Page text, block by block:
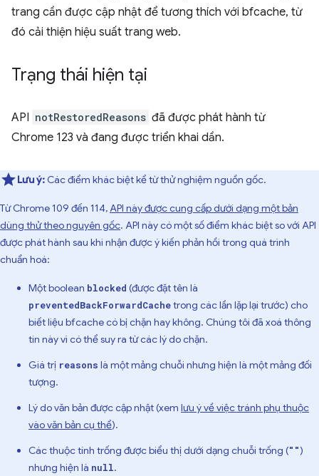
trang cần được cập nhật để tương thích với bfcache, từ
đó cải thiện hiệu suất trang web.
Trạng thái hiện tại
API notRestoredReasons đã được phát hành từ
Chrome 123 và đang được triển khai dần.
Lưu ý: Các điểm khác biệt kể từ thử nghiệm nguồn gốc.
Từ Chrome 109 đến 114,API này được cung cấp dưới dạng một bản
dùng thử theo nguyên gốc. API này có một số điểm khác biệt so với API
được phát hành sau khi nhận được ý kiến phản hồi trong quá trình
chuẩn hoá:
Một boolean blocked (được đặt tên là
preventedBackForwardCachetrong các lần lặp lại trước) cho
biết liệu bfcache có bị chặn hay không. Chúng tôi đã xoá thông
tin này vì có thể suy ra từ các lý do chặn.
Giá trị reasons là một mảng chuỗi nhưng hiện là một mảng đối
tượng.
Lý do văn bản được cập nhật (xem lưu ý về việc tránh phụ thuộc
vào văn bản cụ thể).
Các thuộc tính trống được biểu thị dưới dạng chuỗi trống ("")
nhưng hiện là null.